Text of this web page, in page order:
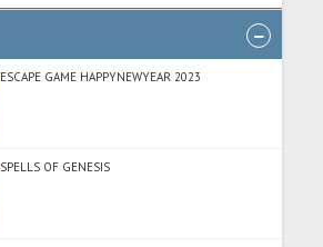
ESCAPE GAME HAPPYNEWYEAR 2023
SPELLS OF GENESIS